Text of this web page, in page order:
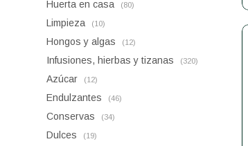
Huerta en casa (80)
Limpieza (10)
Hongos y algas (12)
Infusiones, hierbas y tizanas (320)
Azúcar (12)
Endulzantes (46)
Conservas (34)
Dulces (19)